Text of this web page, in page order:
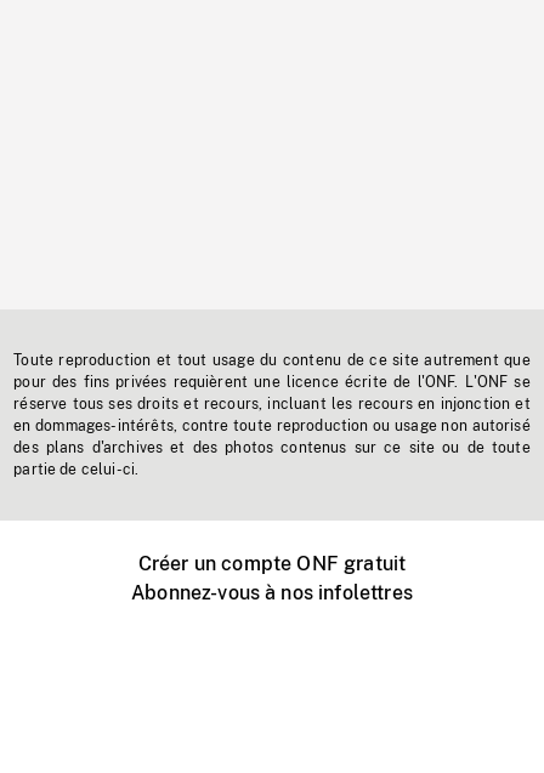
Toute reproduction et tout usage du contenu de ce site autrement que
pour des fins privées requièrent une licence écrite de l'ONF. L'ONF se
réserve tous ses droits et recours, incluant les recours en injonction et
en dommages-intérêts, contre toute reproduction ou usage non autorisé
des plans d'archives et des photos contenus sur ce site ou de toute
partie de celui-ci.
Créer un compte ONF gratuit
Abonnez-vous à nos infolettres